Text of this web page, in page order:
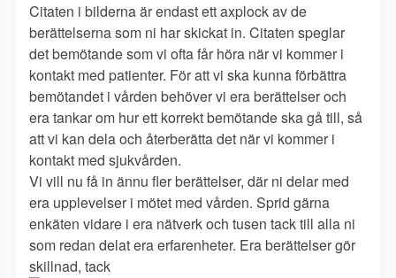
Citaten i bilderna är endast ett axplock av de
berättelserna som ni har skickat in. Citaten speglar
det bemötande som vi ofta får höra när vi kommer i
kontakt med patienter. För att vi ska kunna förbättra
bemötandet i vården behöver vi era berättelser och
era tankar om hur ett korrekt bemötande ska gå till, så
att vi kan dela och återberätta det när vi kommer i
kontakt med sjukvården.
Vi vill nu få in ännu fler berättelser, där ni delar med
era upplevelser i mötet med vården. Sprid gärna
enkäten vidare i era nätverk och tusen tack till alla ni
som redan delat era erfarenheter. Era berättelser gör
skillnad, tack